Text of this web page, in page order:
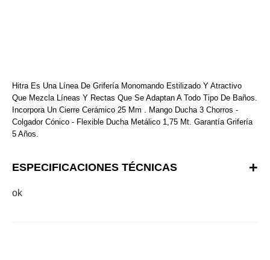
Hitra Es Una Línea De Grifería Monomando Estilizado Y Atractivo
Que Mezcla Líneas Y Rectas Que Se Adaptan A Todo Tipo De Baños.
Incorpora Un Cierre Cerámico 25 Mm . Mango Ducha 3 Chorros -
Colgador Cónico - Flexible Ducha Metálico 1,75 Mt. Garantía Grifería
5 Años.
ESPECIFICACIONES TÉCNICAS
ok